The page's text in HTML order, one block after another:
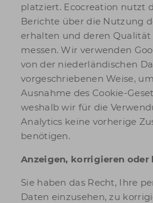
platziert. Ecocreation nutzt
Berichte über die Nutzung
erhalten und deren
messen. Wir verwenden
von der niederländischen
vorgeschriebenen Weise,
Ausnahme des Cookie-
weshalb wir für die
Analytics keine vorherige
benötigen.
Anzeigen, korrigieren oder
Sie haben das Recht, Ihre
Daten einzusehen, zu